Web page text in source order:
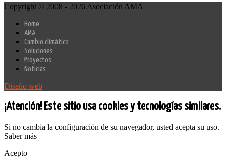
Copyright © 2008 - 2026 Asociación AMA
Home
AMA
Cambio climático
Soluciones
Proyectos
Noticias
Diseño web
¡Atención! Este sitio usa cookies y tecnologías similares.
Si no cambia la configuración de su navegador, usted acepta su uso.
Saber más
Acepto